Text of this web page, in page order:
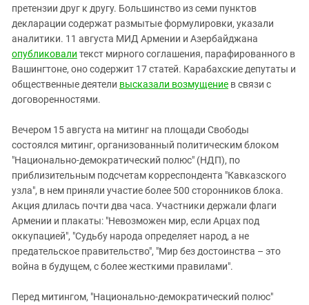
претензии друг к другу. Большинство из семи пунктов
декларации содержат размытые формулировки, указали
аналитики. 11 августа МИД Армении и Азербайджана
опубликовали текст мирного соглашения, парафированного в
Вашингтоне, оно содержит 17 статей. Карабахские депутаты и
общественные деятели высказали возмущение в связи с
договоренностями.
Вечером 15 августа на митинг на площади Свободы
состоялся митинг, организованный политическим блоком
"Национально-демократический полюс" (НДП), по
приблизительным подсчетам корреспондента "Кавказского
узла", в нем приняли участие более 500 сторонников блока.
Акция длилась почти два часа. Участники держали флаги
Армении и плакаты: "Невозможен мир, если Арцах под
оккупацией", "Судьбу народа определяет народ, а не
предательское правительство", "Мир без достоинства – это
война в будущем, с более жесткими правилами".
Перед митингом, "Национально-демократический полюс"